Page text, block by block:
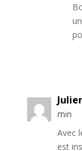
min
Avec
est